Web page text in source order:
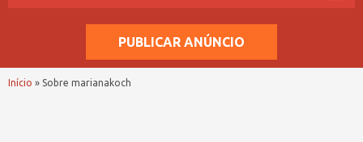
PUBLICAR ANÚNCIO
Início » Sobre marianakoch